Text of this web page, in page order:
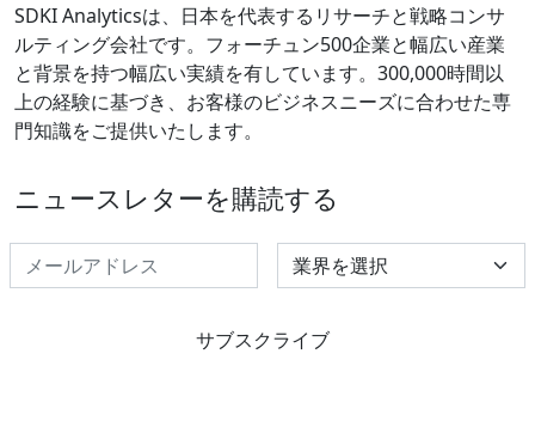
SDKI Analyticsは、日本を代表するリサーチと戦略コンサ
ルティング会社です。フォーチュン500企業と幅広い産業
と背景を持つ幅広い実績を有しています。300,000時間以
上の経験に基づき、お客様のビジネスニーズに合わせた専
門知識をご提供いたします。
ニュースレターを購読する
Select Industry
サブスクライブ